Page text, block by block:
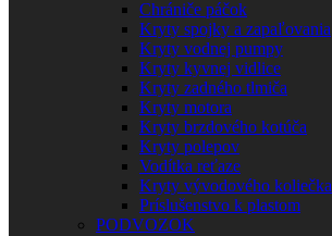
Chrániče páčok
Kryty spojky a zapaľovania
Kryty vodnej pumpy
Kryty kyvnej vidlice
Kryty zadného tlmiča
Kryty motora
Kryty brzdového kotúča
Kryty polepov
Vodítka reťaze
Kryty vývodového koliečka
Príslušenstvo k plastom
PODVOZOK